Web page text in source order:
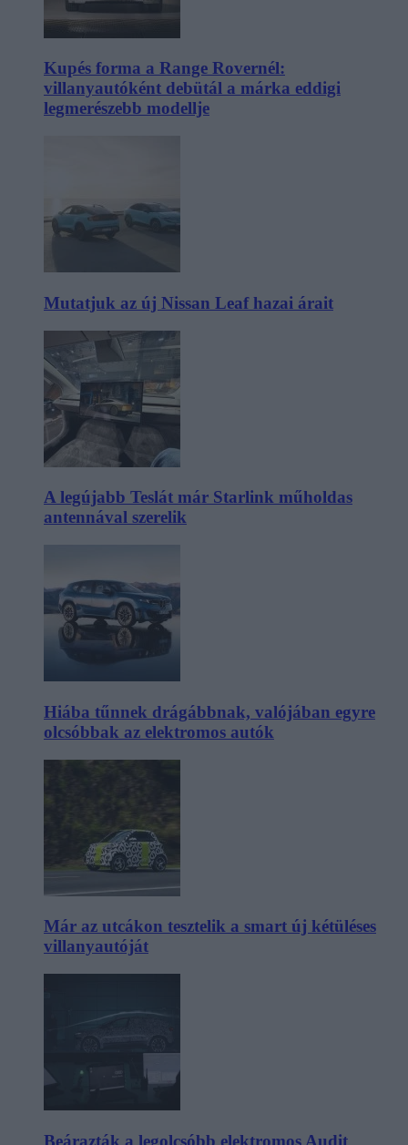
Kupés forma a Range Rovernél:
villanyautóként debütál a márka eddigi
legmerészebb modellje
Mutatjuk az új Nissan Leaf hazai árait
A legújabb Teslát már Starlink műholdas
antennával szerelik
Hiába tűnnek drágábbnak, valójában egyre
olcsóbbak az elektromos autók
Már az utcákon tesztelik a smart új kétüléses
villanyautóját
Beárazták a legolcsóbb elektromos Audit